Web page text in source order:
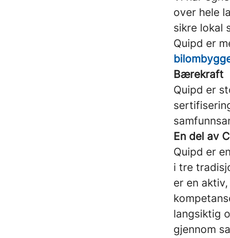
over hele
sikre lokal
Quipd er
Bærekraft
Quipd er
En del av
Quipd er
i tre
er en
langsiktig
gjennom